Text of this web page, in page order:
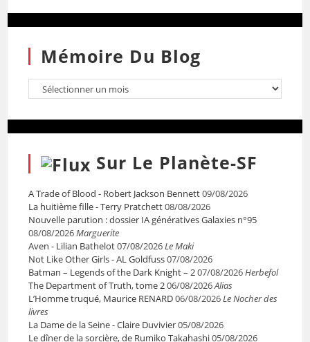
Mémoire Du Blog
Sur Le Planète-SF
A Trade of Blood - Robert Jackson Bennett09/08/2026
La huitième fille - Terry Pratchett08/08/2026
Nouvelle parution : dossier IA génératives Galaxies n°95
08/08/2026Marguerite
Aven - Lilian Bathelot07/08/2026Le Maki
Not Like Other Girls - AL Goldfuss07/08/2026
Batman – Legends of the Dark Knight – 207/08/2026Herbefol
The Department of Truth, tome 206/08/2026Alias
L’Homme truqué, Maurice RENARD06/08/2026Le Nocher des
livres
La Dame de la Seine - Claire Duvivier05/08/2026
Le dîner de la sorcière, de Rumiko Takahashi05/08/2026